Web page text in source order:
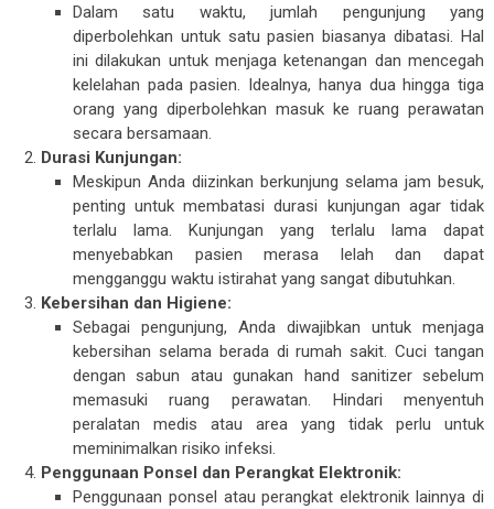
Dalam satu waktu, jumlah pengunjung yang
diperbolehkan untuk satu pasien biasanya dibatasi. Hal
ini dilakukan untuk menjaga ketenangan dan mencegah
kelelahan pada pasien. Idealnya, hanya dua hingga tiga
orang yang diperbolehkan masuk ke ruang perawatan
secara bersamaan.
Durasi Kunjungan:
Meskipun Anda diizinkan berkunjung selama jam besuk,
penting untuk membatasi durasi kunjungan agar tidak
terlalu lama. Kunjungan yang terlalu lama dapat
menyebabkan pasien merasa lelah dan dapat
mengganggu waktu istirahat yang sangat dibutuhkan.
Kebersihan dan Higiene:
Sebagai pengunjung, Anda diwajibkan untuk menjaga
kebersihan selama berada di rumah sakit. Cuci tangan
dengan sabun atau gunakan hand sanitizer sebelum
memasuki ruang perawatan. Hindari menyentuh
peralatan medis atau area yang tidak perlu untuk
meminimalkan risiko infeksi.
Penggunaan Ponsel dan Perangkat Elektronik:
Penggunaan ponsel atau perangkat elektronik lainnya di